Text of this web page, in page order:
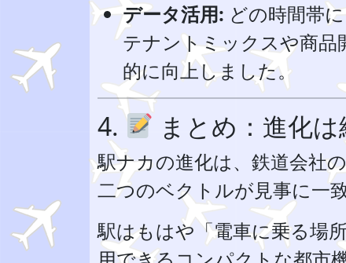
データ活用: どの時間帯
テナントミックスや商品
的に向上しました。
4. まとめ：進化は
駅ナカの進化は、鉄道会社
二つのベクトルが見事に一
駅はもはや「電車に乗る場